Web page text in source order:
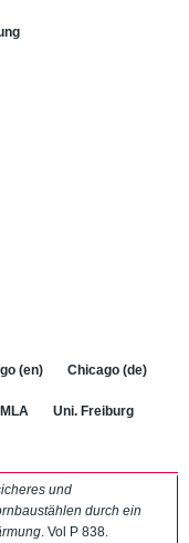
(en) Chicago (de)
MLA Uni. Freiburg
und
durch ein
. Vol P 838.